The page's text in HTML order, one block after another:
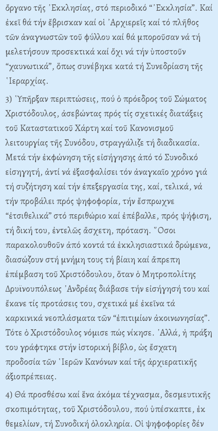
ὄργανο τῆς ᾿Εκκλησίας, στό περιοδικό “᾿Εκκλησία”. Καί
ἐκεῖ θά τήν ἔβρισκαν καί οἱ ᾿Αρχιερεῖς καί τό πλῆθος
τῶν ἀναγνωστῶν τοῦ φύλλου καί θά μποροῦσαν νά τή
μελετήσουν προσεκτικά καί ὄχι νά τήν ὑποστοῦν
“χαυνωτικά”, ὅπως συνέβηκε κατά τή Συνεδρίαση τῆς
῾Ιεραρχίας.
3) ῾Υπῆρξαν περιπτώσεις, πού ὁ πρόεδρος τοῦ Σώματος
Χριστόδουλος, ἀσεβώντας πρός τίς σχετικές διατάξεις
τοῦ Καταστατικοῦ Χάρτη καί τοῦ Κανονισμοῦ
λειτουργίας τῆς Συνόδου, στραγγάλιζε τή διαδικασία.
Μετά τήν ἐκφώνηση τῆς εἰσήγησης ἀπό τό Συνοδικό
εἰσηγητή, ἀντί νά ἐξασφαλίσει τόν ἀναγκαῖο χρόνο γιά
τή συζήτηση καί τήν ἐπεξεργασία της, καί, τελικά, νά
τήν προβάλει πρός ψηφοφορία, τήν ἔσπρωχνε
“ἐτσιθελικά” στό περιθώριο καί ἐπέβαλλε, πρός ψήφιση,
τή δική του, ἐντελῶς ἄσχετη, πρόταση. ῞Οσοι
παρακολουθοῦν ἀπό κοντά τά ἐκκλησιαστικά δρώμενα,
διασώζουν στή μνήμη τους τή βίαιη καί ἄπρεπη
ἐπέμβαση τοῦ Χριστόδουλου, ὅταν ὁ Μητροπολίτης
Δρυϊνουπόλεως ᾿Ανδρέας διάβασε τήν εἰσήγησή του καί
ἔκανε τίς προτάσεις του, σχετικά μέ ἐκεῖνα τά
καρκινικά νεοπλάσματα τῶν “ἐπιτιμίων ἀκοινωνησίας”.
Τότε ὁ Χριστόδουλος νόμισε πώς νίκησε. ᾿Αλλά, ἡ πράξη
του γράφτηκε στήν ἱστορική βίβλο, ὡς ἔσχατη
προδοσία τῶν ῾Ιερῶν Κανόνων καί τῆς ἀρχιερατικῆς
ἀξιοπρέπειας.
4) Θά προσθέσω καί ἕνα ἀκόμα τέχνασμα, δεσμευτικῆς
σκοπιμότητας, τοῦ Χριστόδουλου, πού ὑπέσκαπτε, ἐκ
θεμελίων, τή Συνοδική ὁλοκληρία. Οἱ ψηφοφορίες δέν